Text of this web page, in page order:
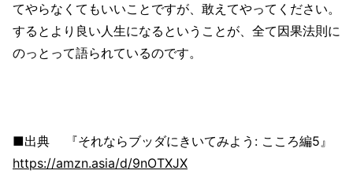
てやらなくてもいいことですが、敢えてやってください。
するとより良い人生になるということが、全て因果法則に
のっとって語られているのです。
■出典 『それならブッダにきいてみよう: こころ編5』
https://amzn.asia/d/9nOTXJX